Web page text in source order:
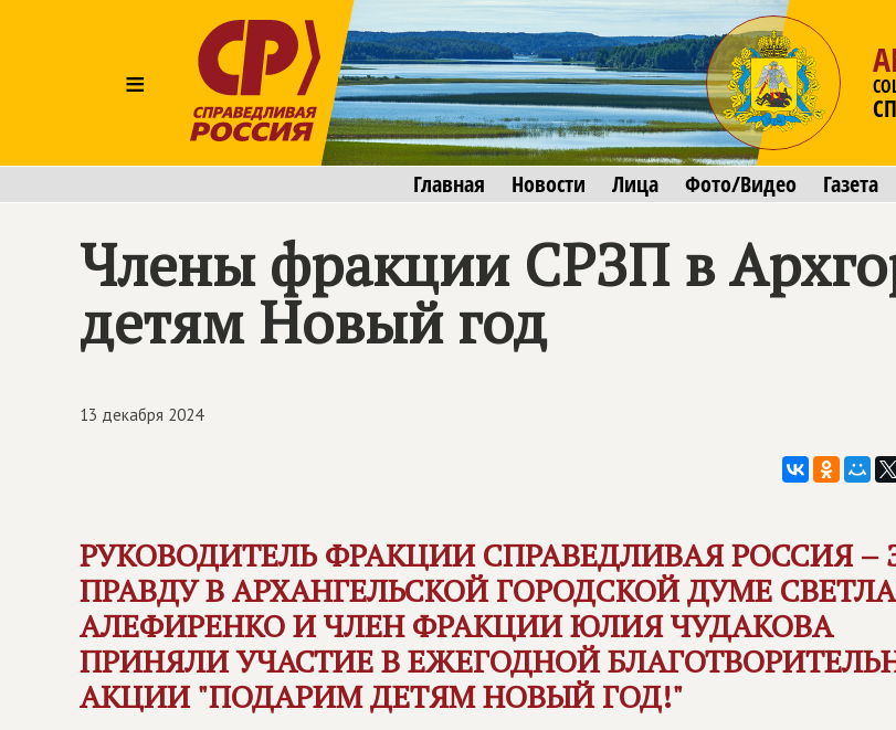
≡
Главная Новости Лица Фото/Видео Газета
Члены фракции СРЗП в
детям Новый год
13 декабря 2024
РУКОВОДИТЕЛЬ ФРАКЦИИСПРАВЕДЛИВАЯ РОССИЯ –
ПРАВДУВ АРХАНГЕЛЬСКОЙ ГОРОДСКОЙ ДУМЕ
АЛЕФИРЕНКО И ЧЛЕН ФРАКЦИИ ЮЛИЯ ЧУДАКОВА
ПРИНЯЛИ УЧАСТИЕ В ЕЖЕГОДНОЙ
АКЦИИ "ПОДАРИМ ДЕТЯМ НОВЫЙ ГОД!"